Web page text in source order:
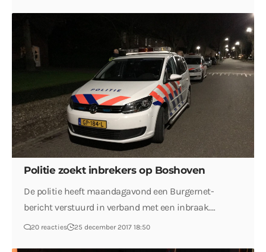
Politie zoekt inbrekers op Boshoven
De politie heeft maandagavond een Burgernet-
bericht verstuurd in verband met een inbraak.…
20 reacties 25 december 2017 18:50